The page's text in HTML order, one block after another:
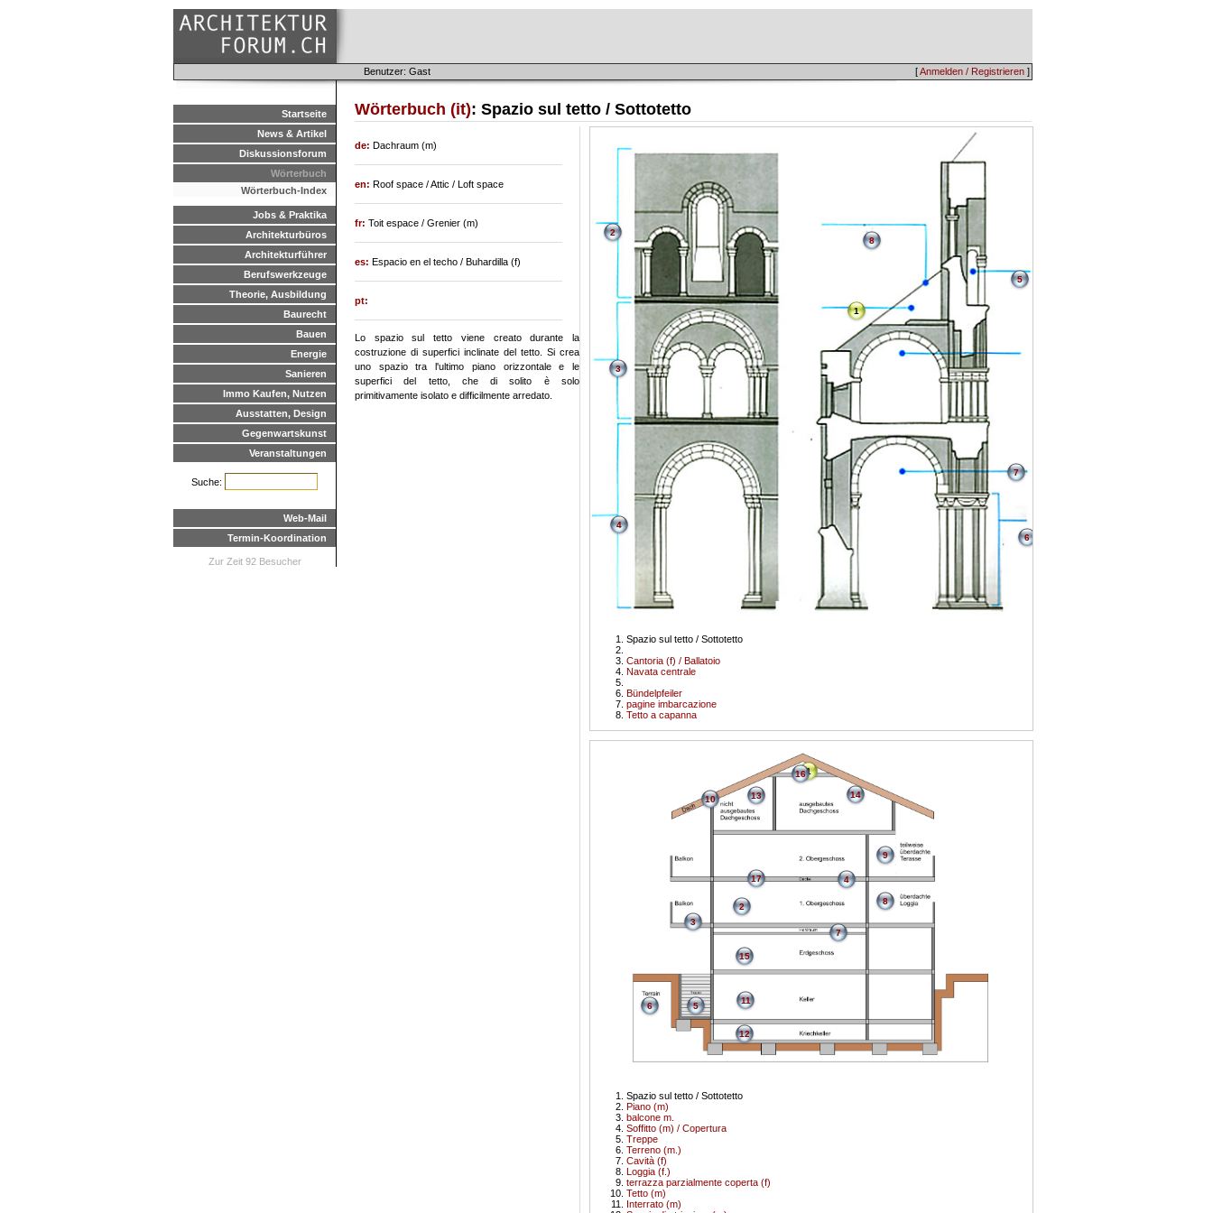
[Anmelden / Registrieren ]
Benutzer: Gast
Startseite
News & Artikel
Diskussionsforum
Wörterbuch
Wörterbuch-Index
Jobs & Praktika
Architekturbüros
Architekturführer
Berufswerkzeuge
Theorie, Ausbildung
Baurecht
Bauen
Energie
Sanieren
Immo Kaufen, Nutzen
Ausstatten, Design
Gegenwartskunst
Veranstaltungen
Suche:
Web-Mail
Termin-Koordination
Zur Zeit 92 Besucher
Wörterbuch (it): Spazio sul tetto / Sottotetto
1
Spazio sul tetto / Sottotetto
2
Cantoria (f) / Ballatoio
3
Navata centrale
4
5
Bündelpfeiler
6
pagine imbarcazione
7
Tetto a capanna
8
1
Spazio sul tetto / Sottotetto
Piano (m)
2
balcone m.
3
Soffitto (m) / Copertura
4
Treppe
5
Terreno (m.)
6
Cavità (f)
7
Loggia (f.)
8
terrazza parzialmente coperta (f)
9
Tetto (m)
10
Interrato (m)
11
12
13 14
15
16
17
de: Dachraum (m)
en: Roof space / Attic / Loft space
fr: Toit espace / Grenier (m)
es: Espacio en el techo / Buhardilla (f)
pt:
Lo spazio sul tetto viene creato durante la
costruzione di superfici inclinate del tetto. Si crea
uno spazio tra l'ultimo piano orizzontale e le
superfici del tetto, che di solito è solo
primitivamente isolato e difficilmente arredato.